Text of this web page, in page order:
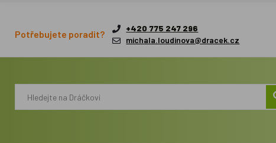
Potřebujete poradit?
+420 775 247 296
michala.loudinova@dracek.cz